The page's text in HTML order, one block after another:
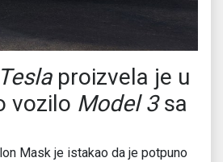
Teslaproizvela je u
vozilo Model 3sa
Mask je istakao da je potpuno